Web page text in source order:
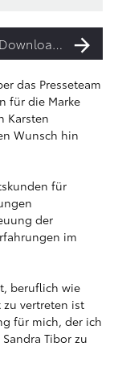
Zu den Downloads
das Presseteam
für die Marke
Karsten
Wunsch hin
für
der
im
beruflich wie
zu vertreten ist
für mich, der ich
Tibor zu